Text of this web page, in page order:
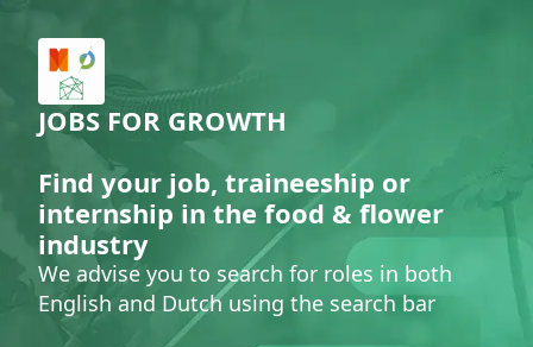
JOBS FOR GROWTH
Find your job, traineeship or
internship in the food & flower
industry
We advise you to search for roles in both
English and Dutch using the search bar